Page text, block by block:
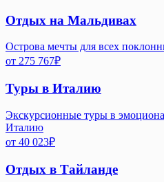
Отдых на Мальдивах
Острова мечты для всех
от 275 767₽
Туры в Италию
Экскурсионные туры в
Италию
от 40 023₽
Отдых в Тайланде